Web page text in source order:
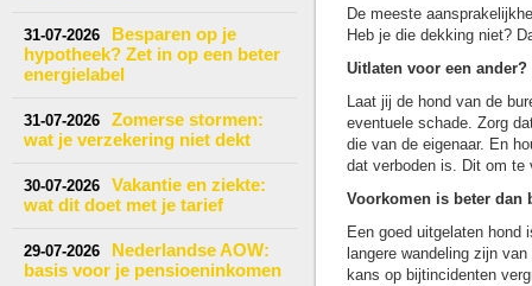
31-07-2026
Besparen op je
hypotheek? Zet in op een beter
energielabel
31-07-2026
Zomerse stormen:
wat je verzekering niet dekt
30-07-2026
Vakantie en ziekte:
wat dit doet met je tarief
29-07-2026
Nederlandse AOW:
basis voor je pensioeninkomen
De meeste
Heb je die dekking niet?
Uitlaten voor een ander?
Laat jij de hond van de
eventuele schade. Zorg
die van de eigenaar. En
dat verboden is. Dit om te
Voorkomen is beter dan
Een goed uitgelaten hond
langere wandeling zijn
kans op bijtincidenten